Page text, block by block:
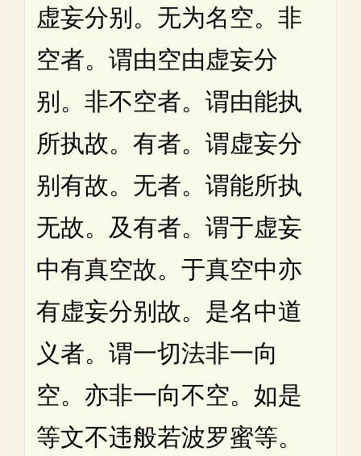
虚妄分别。无为名空。非
空者。谓由空由虚妄分
别。非不空者。谓由能执
所执故。有者。谓虚妄分
别有故。无者。谓能所执
无故。及有者。谓于虚妄
中有真空故。于真空中亦
有虚妄分别故。是名中道
义者。谓一切法非一向
空。亦非一向不空。如是
等文不违般若波罗蜜等。